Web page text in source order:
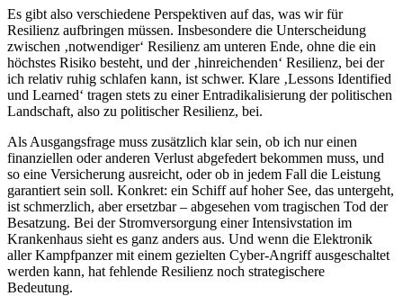
Es gibt also verschiedene Perspektiven auf das, was wir für
Resilienz aufbringen müssen. Insbesondere die Unterscheidung
zwischen ‚notwendiger‘ Resilienz am unteren Ende, ohne die ein
höchstes Risiko besteht, und der ‚hinreichenden‘ Resilienz, bei der
ich relativ ruhig schlafen kann, ist schwer. Klare ‚Lessons Identified
und Learned‘ tragen stets zu einer Entradikalisierung der politischen
Landschaft, also zu politischer Resilienz, bei.
Als Ausgangsfrage muss zusätzlich klar sein, ob ich nur einen
finanziellen oder anderen Verlust abgefedert bekommen muss, und
so eine Versicherung ausreicht, oder ob in jedem Fall die Leistung
garantiert sein soll. Konkret: ein Schiff auf hoher See, das untergeht,
ist schmerzlich, aber ersetzbar – abgesehen vom tragischen Tod der
Besatzung. Bei der Stromversorgung einer Intensivstation im
Krankenhaus sieht es ganz anders aus. Und wenn die Elektronik
aller Kampfpanzer mit einem gezielten Cyber-Angriff ausgeschaltet
werden kann, hat fehlende Resilienz noch strategischere
Bedeutung.